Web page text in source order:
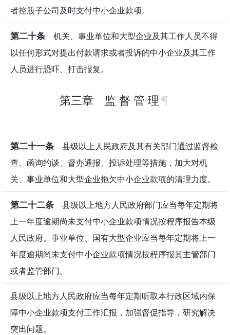
者控股子公司及时支付中小企业款项。
第二十条 机关、事业单位和大型企业及其工作人员不得
以任何形式对提出付款请求或者投诉的中小企业及其工作
人员进行恐吓、打击报复。
第三章 监 督 管 理
第二十一条 县级以上人民政府及其有关部门通过监督检
查、函询约谈、督办通报、投诉处理等措施，加大对机
关、事业单位和大型企业拖欠中小企业款项的清理力度。
第二十二条 县级以上地方人民政府部门应当每年定期将
上一年度逾期尚未支付中小企业款项情况按程序报告本级
人民政府。事业单位、国有大型企业应当每年定期将上一
年度逾期尚未支付中小企业款项情况按程序报其主管部门
或者监管部门。
县级以上地方人民政府应当每年定期听取本行政区域内保
障中小企业款项支付工作汇报，加强督促指导，研究解决
突出问题。